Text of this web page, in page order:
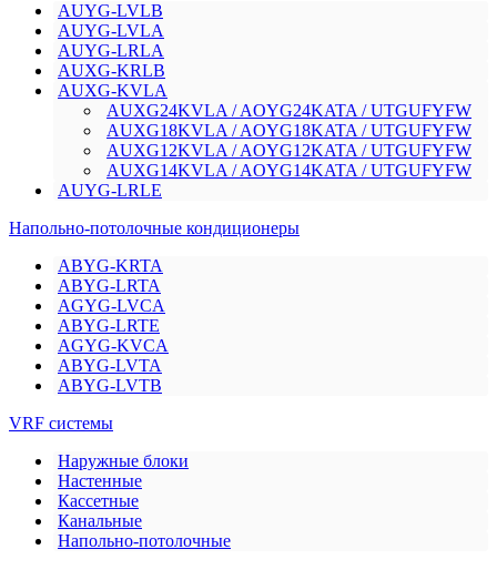
AUYG-LVLB
AUYG-LVLA
AUYG-LRLA
AUXG-KRLB
AUXG-KVLA
AUXG24KVLA / AOYG24KATA / UTGUFYFW
AUXG18KVLA / AOYG18KATA / UTGUFYFW
AUXG12KVLA / AOYG12KATA / UTGUFYFW
AUXG14KVLA / AOYG14KATA / UTGUFYFW
AUYG-LRLE
Напольно-потолочные кондиционеры
ABYG-KRTA
ABYG-LRTA
AGYG-LVCA
ABYG-LRTE
AGYG-KVCA
ABYG-LVTA
ABYG-LVTB
VRF системы
Наружные блоки
Настенные
Кассетные
Канальные
Напольно-потолочные